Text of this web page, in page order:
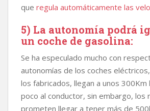
que regula automáticamente las
5) La autonomía podrá
un coche de gasolina:
Se ha especulado mucho con
autonomías de los coches
los fabricados, llegan a unos 300Km
poco al conductor, sin embargo, los
prometen llegar a tener más de